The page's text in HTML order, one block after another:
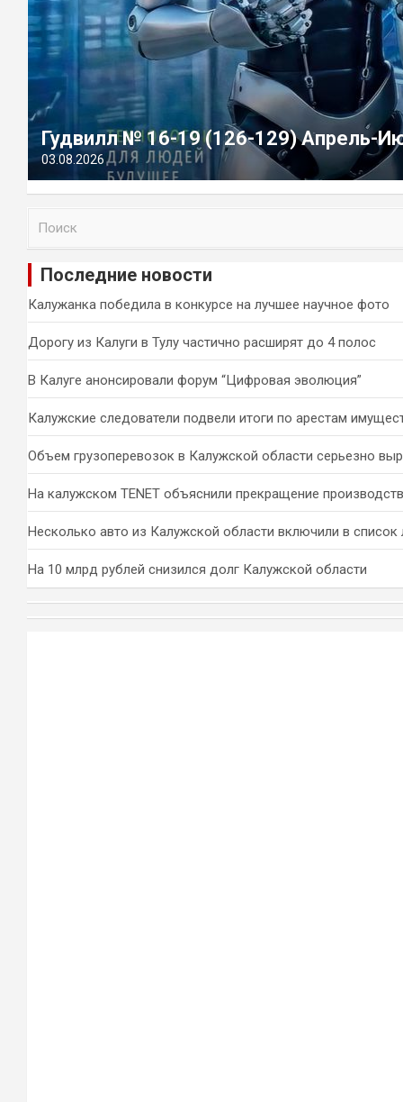
Гудвилл № 16-19 (126-129) Апрель-
03.08.2026
и
Последние новости
Калужанка победила в конкурсе на лучшее научное фото
Дорогу из Калуги в Тулу частично расширят до 4 полос
В Калуге анонсировали форум “Цифровая эволюция”
Калужские следователи подвели итоги по арестам
Объем грузоперевозок в Калужской области серьезно
На калужском TENET объяснили прекращение
Несколько авто из Калужской области включили в список
На 10 млрд рублей снизился долг Калужской области